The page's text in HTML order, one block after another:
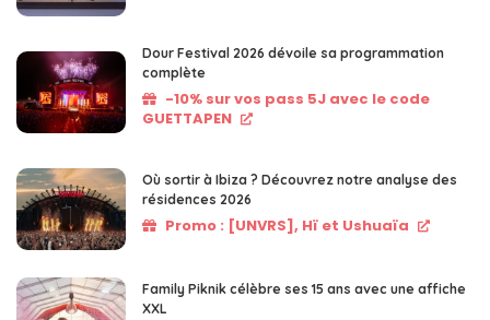
Dour Festival 2026 dévoile sa programmation
complète
-10% sur vos pass 5J avec le code
GUETTAPEN
Où sortir à Ibiza ? Découvrez notre analyse des
résidences 2026
Promo : [UNVRS], Hï et Ushuaïa
Family Piknik célèbre ses 15 ans avec une affiche
XXL